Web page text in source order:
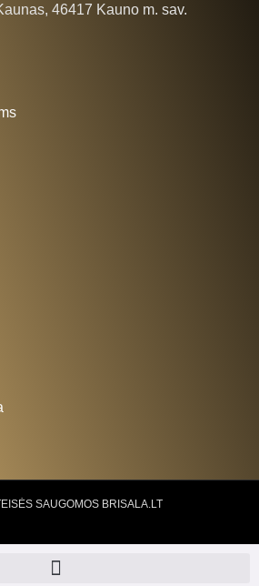
46417 Kauno m. sav.
SAUGOMOS BRISALA.LT